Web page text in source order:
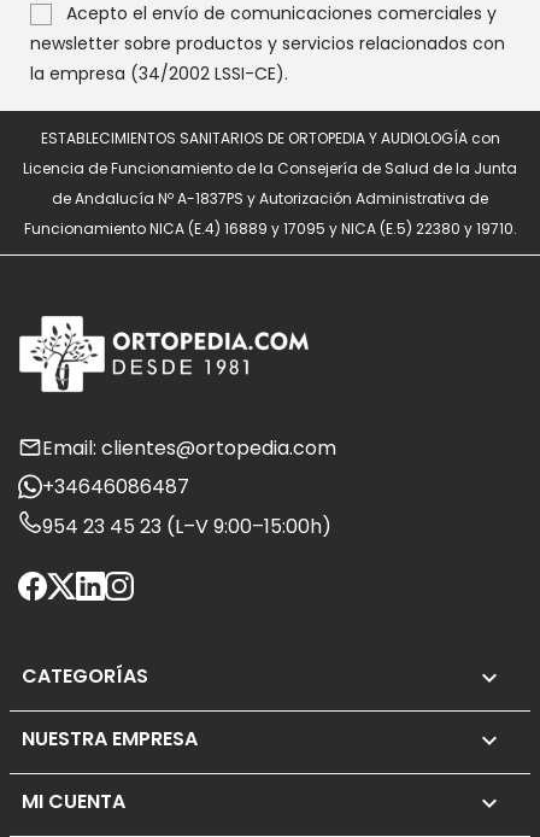
Acepto el envío de comunicaciones comerciales y
newsletter sobre productos y servicios relacionados con
la empresa (34/2002 LSSI-CE).
ESTABLECIMIENTOS SANITARIOS DE ORTOPEDIA Y AUDIOLOGÍA con
Licencia de Funcionamiento de la Consejería de Salud de la Junta
de Andalucía Nº A-1837PS y Autorización Administrativa de
Funcionamiento NICA (E.4) 16889 y 17095 y NICA (E.5) 22380 y 19710.
Email: clientes@ortopedia.com
+34646086487
954 23 45 23 (L–V 9:00–15:00h)
CATEGORÍAS 
NUESTRA EMPRESA 
MI CUENTA 